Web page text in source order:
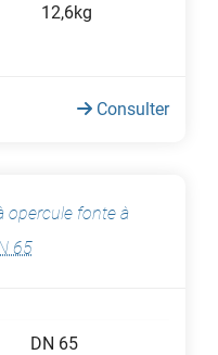
12,6kg
Consulter
opercule fonte à
65
DN 65